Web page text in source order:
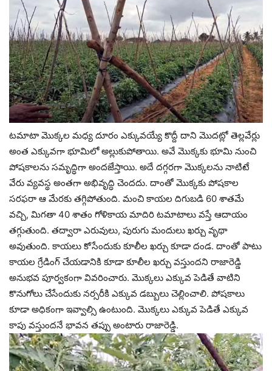
టమాటా మొక్కల మధ్య దూరం ఎక్కువయ్యే కొద్దీ దాని మొదట్లో తెల్లవేర్లు
అంత ఎక్కువగా భూమిలో అల్లుకుపోతాయి. అవే మొక్కకు భూమి నుంచి
పోషకాలను సమృద్ధిగా అందజేస్తాయి. అదే దగ్గరగా మొక్కలను నాటిటే
వేరు వ్యవస్థ అంతగా అభివృద్ధి చెందదు. దాంతో మొక్కకు పోషకాల
సరఫరా ఆ మేరకు తగ్గిపోతుంది. మంచి కాయల దిగుబడి 60 శాతమే
వచ్చి, మిగతా 40 శాతం గోళికాయ మాదిరి టమాటాలు వస్తే ఆదాయం
తగ్గుతుంది. తద్వారా ఎరువులు, పురుగు మందులు ఖర్చు వృథా
అవుతుంది. కాయలు కోసేందుకు కూలీల ఖర్చు కూడా దండ. దాంతో పాటు
కాయల గ్రేడింగ్‌ చేయడానికి కూడా కూలీల ఖర్చు వస్తుందని రాజారెడ్డి
అనుభవ పూర్వకంగా వివరించారు. మొక్కలు ఎక్కువ పెడితే వాటిని
కొనుగోలు చేసేందుకు నర్సరీకి ఎక్కువ డబ్బులు చెల్లించాలి. పోషకాలు
కూడా అధికంగా ఇవ్వాల్సి ఉంటుంది. మొక్కలు ఎక్కువ పెడితే ఎక్కువ
కాపు వస్తుందనే భావన తప్పు అంటారు రాజారెడ్డి.